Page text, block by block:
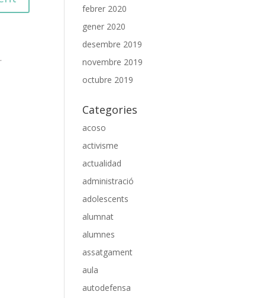
.
febrer 2020
gener 2020
desembre 2019
novembre 2019
octubre 2019
Categories
acoso
activisme
actualidad
administració
adolescents
alumnat
alumnes
assatgament
aula
autodefensa